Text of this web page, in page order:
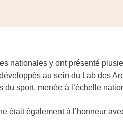
nationales y ont présenté
au sein du Lab des
du sport, menée à l’échelle
était également à l’honneur